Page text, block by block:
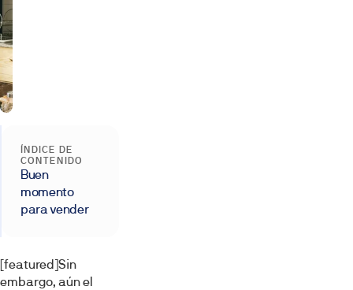
[featured]Sin
embargo, aún el
ÍNDICE DE
CONTENIDO
Buen
momento
para vender